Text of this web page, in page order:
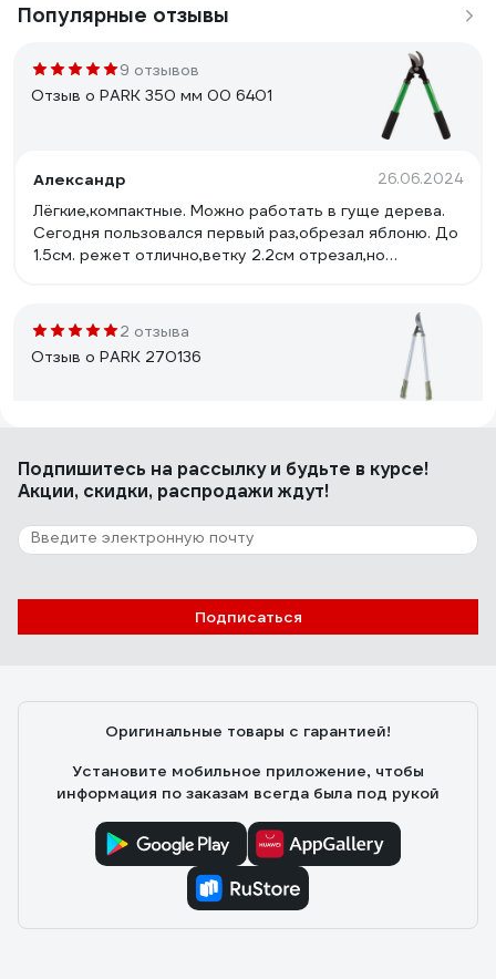
Популярные отзывы
9 отзывов
Отзыв о PARK 350 мм 00 6401
Александр 26.06.2024
Лёгкие,компактные. Можно работать в гуще дерева.
Сегодня пользовался первый раз,обрезал яблоню. До
1.5см. режет отлично,ветку 2.2см отрезал,но
2 отзыва
Отзыв о PARK 270136
Свою функцию выполняет
6 отзывов
прослужит, время покажет)
Подпишитесь на рассылкуи будьте в курсе!
Акции, скидки, распродажи ждут!
Подписаться
Оригинальные товары с гарантией!
Установите мобильное приложение, чтобы
информация по заказам всегда была под рукой